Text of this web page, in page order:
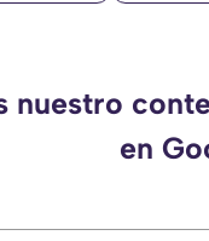
nuestro
en